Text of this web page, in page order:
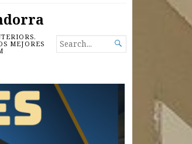
MEJORES
SEARCH
FOR...
